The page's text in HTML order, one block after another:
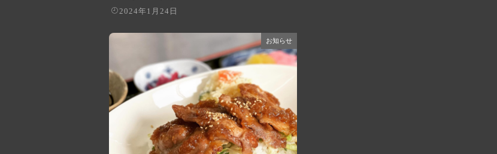
2024年1月24日
お知らせ